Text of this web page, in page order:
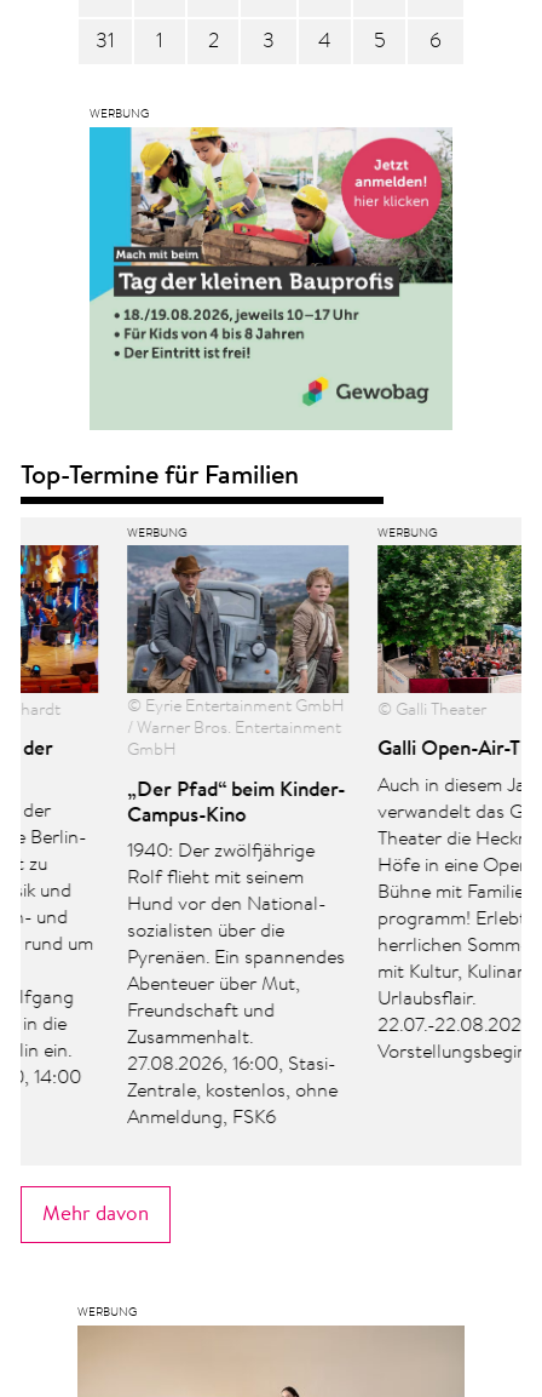
31 1 2 3 4 5 6
Top-Termine für Familien
© Eyrie Entertainment GmbH
/ Warner Bros. Entertainment
GmbH
„Der Pfad“ beim Kinder-
Campus-Kino
1940: Der zwölfjährige
Rolf flieht mit seinem
Hund vor den National­
sozialisten über die
Pyrenäen. Ein spannendes
Abenteuer über Mut,
Freundschaft und
Zusammenhalt.
27.08.2026, 16:00, Stasi-
Zentrale, kostenlos, ohne
Anmeldung, FSK6
© Galli Theater
Galli Open-Air-Theater
Auch in diesem Jahr
verwandelt das Galli
Theater die Heckmann-
Höfe in eine Open-Air-
Bühne mit Familien­
programm! Erlebt einen
herrlichen Sommerabend
mit Kultur, Kulinarik und
Urlaubsflair.
22.07.-22.08.2026, Mi-Sa,
Vorstellungsbeginn: 17:00
Mehr davon